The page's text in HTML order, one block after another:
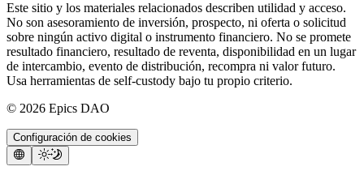
Este sitio y los materiales relacionados describen utilidad y acceso.
No son asesoramiento de inversión, prospecto, ni oferta o solicitud
sobre ningún activo digital o instrumento financiero. No se promete
resultado financiero, resultado de reventa, disponibilidad en un lugar
de intercambio, evento de distribución, recompra ni valor futuro.
Usa herramientas de self-custody bajo tu propio criterio.
© 2026 Epics DAO
Configuración de cookies